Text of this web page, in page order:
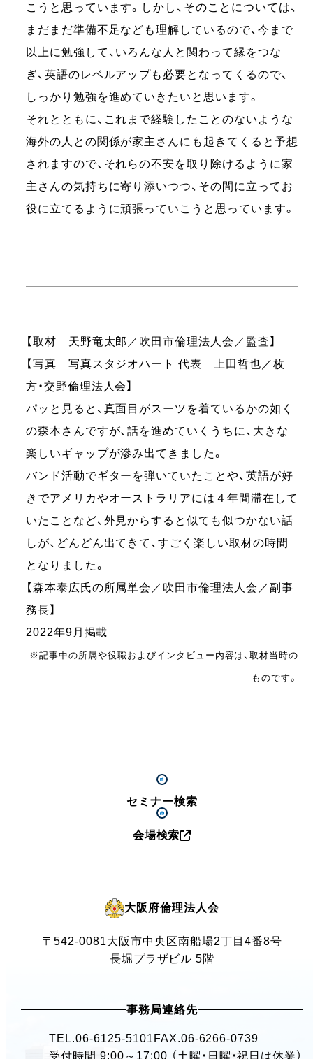
こうと思っています。しかし、そのことについては、
まだまだ準備不足なども理解しているので、今まで
以上に勉強して、いろんな人と関わって縁をつな
ぎ、英語のレベルアップも必要となってくるので、
しっかり勉強を進めていきたいと思います。
それとともに、これまで経験したことのないような
海外の人との関係が家主さんにも起きてくると予想
されますので、それらの不安を取り除けるように家
主さんの気持ちに寄り添いつつ、その間に立ってお
役に立てるように頑張っていこうと思っています。
【取材 天野竜太郎／吹田市倫理法人会／監査】
【写真 写真スタジオハート 代表 上田哲也／枚
方・交野倫理法人会】
パッと見ると、真面目がスーツを着ているかの如く
の森本さんですが、話を進めていくうちに、大きな
楽しいギャップが滲み出てきました。
バンド活動でギターを弾いていたことや、英語が好
きでアメリカやオーストラリアには４年間滞在して
いたことなど、外見からすると似ても似つかない話
しが、どんどん出てきて、すごく楽しい取材の時間
となりました。
【森本泰広氏の所属単会／吹田市倫理法人会／副事
務長】
2022年9月掲載
※記事中の所属や役職およびインタビュー内容は、取材当時の
ものです。
セミナー検索
会場検索
大阪府倫理法人会
〒542-0081大阪市中央区南船場2丁目4番8号
長堀プラザビル 5階
事務局連絡先
TEL.06-6125-5101 FAX.06-6266-0739
受付時間 9:00～17:00 （土曜・日曜・祝日は休業）